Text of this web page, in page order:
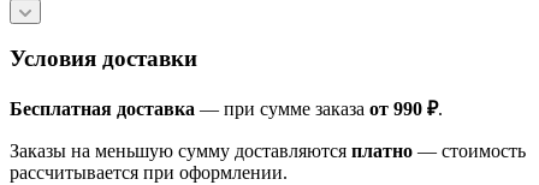
Условия доставки
Бесплатная доставка — при сумме заказа от 990 ₽.
Заказы на меньшую сумму доставляются платно — стоимость
рассчитывается при оформлении.